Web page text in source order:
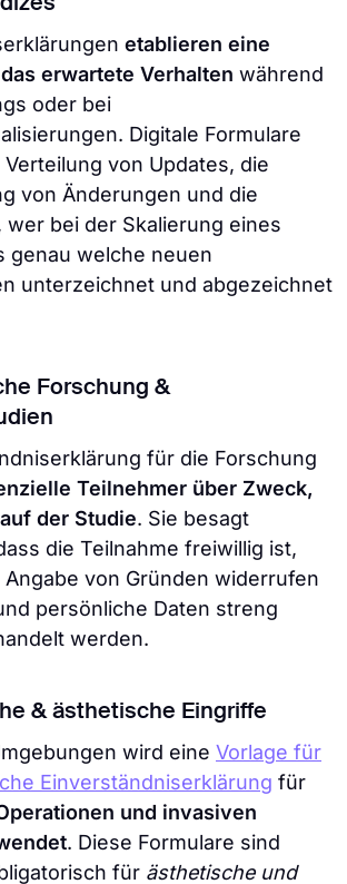
etablieren eine
erwartete Verhalten während
oder bei
Digitale Formulare
von Updates, die
von Änderungen und die
wer bei der Skalierung eines
genau welche neuen
unterzeichnet und abgezeichnet
Forschung &
für die Forschung
Teilnehmer über Zweck,
der Studie. Sie besagt
die Teilnahme freiwillig ist,
von Gründen widerrufen
persönliche Daten streng
werden.
& ästhetische Eingriffe
wird eine Vorlage für
Einverständniserklärung für
und invasiven
. Diese Formulare sind
für ästhetische und